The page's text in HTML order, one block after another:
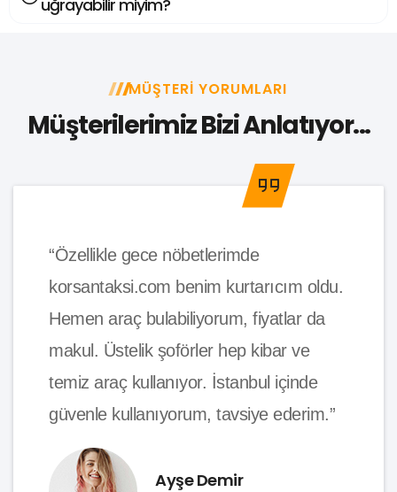
uğrayabilir miyim?
MÜŞTERI YORUMLARI
Müşterilerimiz Bizi Anlatıyor...
“Özellikle gece nöbetlerimde
korsantaksi.com benim kurtarıcım oldu.
Hemen araç bulabiliyorum, fiyatlar da
makul. Üstelik şoförler hep kibar ve
temiz araç kullanıyor. İstanbul içinde
güvenle kullanıyorum, tavsiye ederim.”
Ayşe Demir